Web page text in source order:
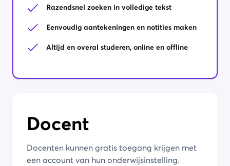
Razendsnel zoeken in volledige tekst
Eenvoudig aantekeningen en notities maken
Altijd en overal studeren, online en offline
Docent
Docenten kunnen gratis toegang krijgen met
een account van hun onderwijsinstelling.